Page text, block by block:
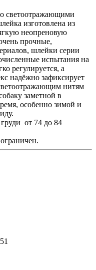
светоотражающими
изготовлена из
неопреновую
прочные,
шлейки серии
испытания на
регулируется, а
надёжно зафиксирует
нитям
заметной в
особенно зимой и
от 74 до 84